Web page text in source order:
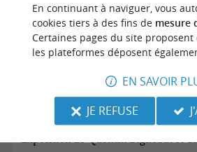
Exposition de Quentin Bignebat et
En continuant à naviguer, vous
cookies tiers à des fins de mesure
Certaines pages du site proposent
les plateformes déposent
EN SAVOIR
JE REFUSE